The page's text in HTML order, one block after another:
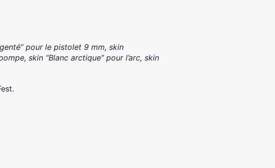
pour le pistolet 9 mm, skin
skin “Blanc arctique” pour l’arc, skin